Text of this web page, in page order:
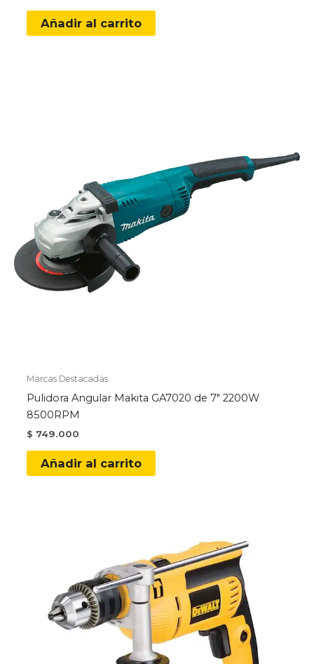
Añadir al carrito
Marcas Destacadas
Pulidora Angular Makita GA7020 de 7″ 2200W
8500RPM
$ 749.000
Añadir al carrito